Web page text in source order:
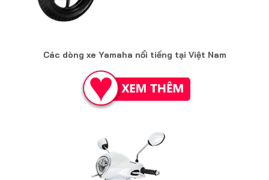
Các dòng xe Yamaha nổi tiếng tại Việt Nam